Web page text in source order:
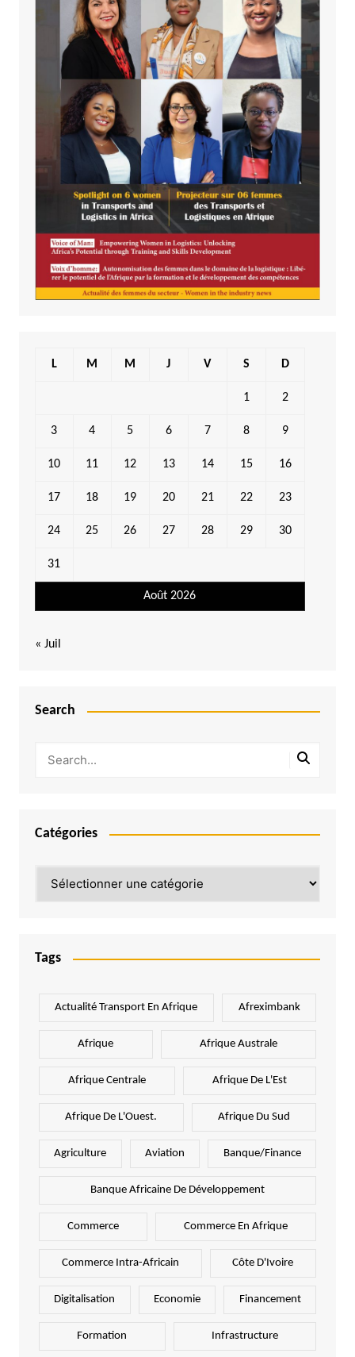
Août 2026
L M M J V S D
1 2
3 4 5 6 7 8 9
10 11 12 13 14 15 16
17 18 19 20 21 22 23
24 25 26 27 28 29 30
31
« Juil
Search
Catégories
Tags
Actualité Transport En Afrique Afreximbank
Afrique Afrique Australe
Afrique Centrale Afrique De L'Est
Afrique De L'Ouest. Afrique Du Sud
Agriculture Aviation Banque/Finance
Banque Africaine De Développement
Commerce Commerce En Afrique
Commerce Intra-Africain Côte D'Ivoire
Digitalisation Economie Financement
Formation Infrastructure